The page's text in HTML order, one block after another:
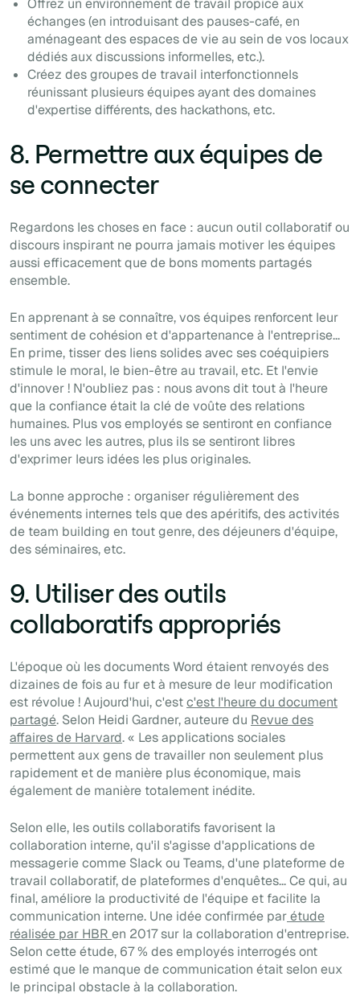
Offrez un environnement de travail propice aux
échanges (en introduisant des pauses-café, en
aménageant des espaces de vie au sein de vos locaux
dédiés aux discussions informelles, etc.).
Créez des groupes de travail interfonctionnels
réunissant plusieurs équipes ayant des domaines
d'expertise différents, des hackathons, etc.
8. Permettre aux équipes de
se connecter
Regardons les choses en face : aucun outil collaboratif ou
discours inspirant ne pourra jamais motiver les équipes
aussi efficacement que de bons moments partagés
ensemble.
En apprenant à se connaître, vos équipes renforcent leur
sentiment de cohésion et d'appartenance à l'entreprise...
En prime, tisser des liens solides avec ses coéquipiers
stimule le moral, le bien-être au travail, etc. Et l'envie
d'innover ! N'oubliez pas : nous avons dit tout à l'heure
que la confiance était la clé de voûte des relations
humaines. Plus vos employés se sentiront en confiance
les uns avec les autres, plus ils se sentiront libres
d'exprimer leurs idées les plus originales.
La bonne approche : organiser régulièrement des
événements internes tels que des apéritifs, des activités
de team building en tout genre, des déjeuners d'équipe,
des séminaires, etc.
9. Utiliser des outils
collaboratifs appropriés
L'époque où les documents Word étaient renvoyés des
dizaines de fois au fur et à mesure de leur modification
est révolue ! Aujourd'hui, c'estc'est l'heure du document
partagé. Selon Heidi Gardner, auteure du Revue des
affaires de Harvard. « Les applications sociales
permettent aux gens de travailler non seulement plus
rapidement et de manière plus économique, mais
également de manière totalement inédite.
Selon elle, les outils collaboratifs favorisent la
collaboration interne, qu'il s'agisse d'applications de
messagerie comme Slack ou Teams, d'une plateforme de
travail collaboratif, de plateformes d'enquêtes... Ce qui, au
final, améliore la productivité de l'équipe et facilite la
communication interne. Une idée confirmée parétude
réalisée par HBR en 2017 sur la collaboration d'entreprise.
Selon cette étude, 67 % des employés interrogés ont
estimé que le manque de communication était selon eux
le principal obstacle à la collaboration.